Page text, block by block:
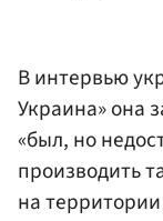
В интервью
Украина» она
«был, но
производить
на территории